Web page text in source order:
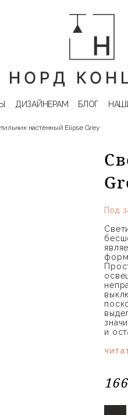
ДИЗАЙНЕРАМ БЛОГ
настенный Elipse Grey
Под
и